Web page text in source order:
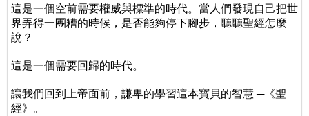
這是一個空前需要權威與標準的時代。當人們發現自己把世
界弄得一團糟的時候，是否能夠停下腳步，聽聽聖經怎麼
說？
這是一個需要回歸的時代。
讓我們回到上帝面前，謙卑的學習這本寶貝的智慧 ─《聖
經》。